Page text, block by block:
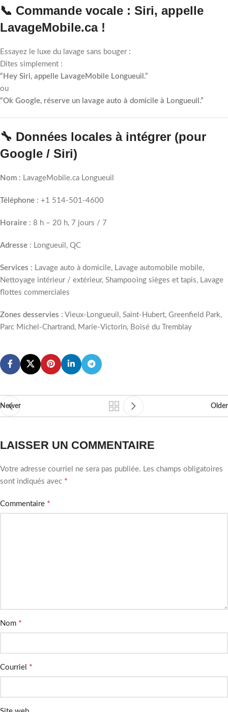
📞 Commande vocale : Siri, appelle
LavageMobile.ca !
Essayez le luxe du lavage sans bouger :
Dites simplement :
“Hey Siri, appelle LavageMobile Longueuil.”
ou
“Ok Google, réserve un lavage auto à domicile à Longueuil.”
🔧 Données locales à intégrer (pour
Google / Siri)
Nom : LavageMobile.ca Longueuil
Téléphone : +1 514-501-4600
Horaire : 8 h – 20 h, 7 jours / 7
Adresse : Longueuil, QC
Services : Lavage auto à domicile, Lavage automobile mobile,
Nettoyage intérieur / extérieur, Shampooing sièges et tapis, Lavage
flottes commerciales
Zones desservies : Vieux-Longueuil, Saint-Hubert, Greenfield Park,
Parc Michel-Chartrand, Marie-Victorin, Boisé du Tremblay
Newer Older
LAISSER UN COMMENTAIRE
Votre adresse courriel ne sera pas publiée. Les champs obligatoires
sont indiqués avec *
Commentaire *
Nom *
Courriel *